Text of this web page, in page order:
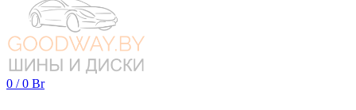
0 / 0 Br